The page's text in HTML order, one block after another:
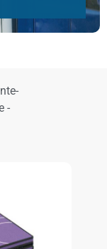
-